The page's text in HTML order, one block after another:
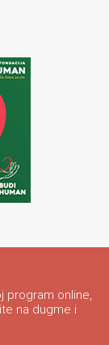
program online,
na dugme i